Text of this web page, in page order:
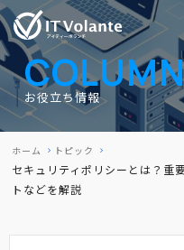
お役立ち情報
ホーム トピック
セキュリティポリシーとは？重
トなどを解説